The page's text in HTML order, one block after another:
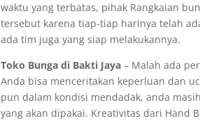
waktu yang terbatas, pihak Rangkaian
tersebut karena tiap-tiap harinya telah
ada tim juga yang siap melakukannya.
Toko Bunga di Bakti Jaya – Malah ada
Anda bisa menceritakan keperluan dan
pun dalam kondisi mendadak, anda
yang akan dipakai. Kreativitas dari Hand